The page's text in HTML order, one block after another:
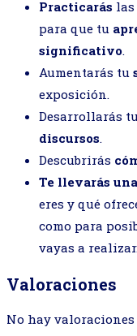
Practicarás
para que tu
significativo.
Aumentarás tu
exposición.
Desarrollarás
discursos.
Descubrirás
Te llevarás
eres y qué
como para
vayas a
Valoraciones
No hay valoraciones